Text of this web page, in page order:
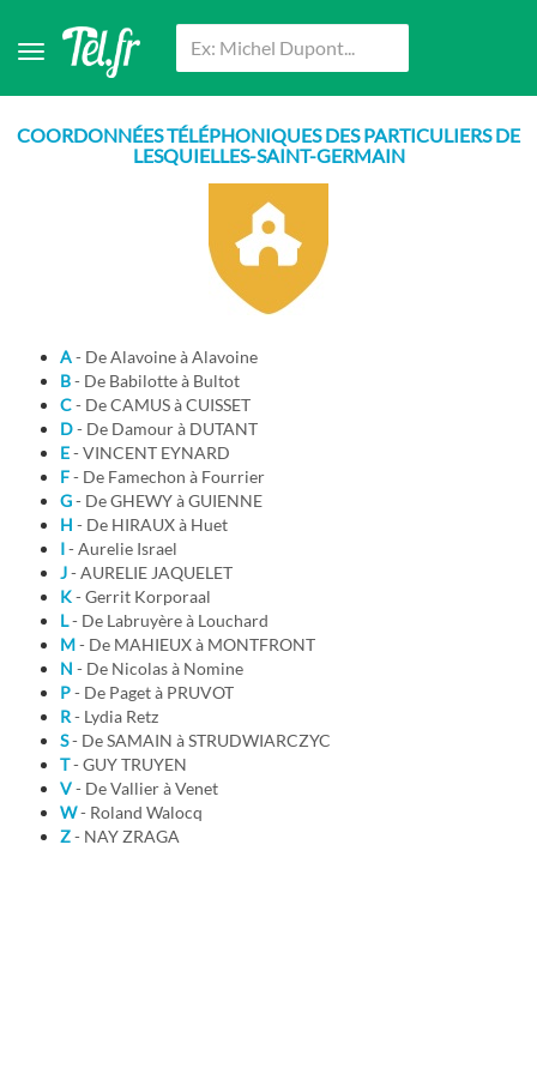
COORDONNÉES TÉLÉPHONIQUES DES PARTICULIERS DE
LESQUIELLES-SAINT-GERMAIN
A
- De Alavoine à Alavoine
B
- De Babilotte à Bultot
C
- De CAMUS à CUISSET
D
- De Damour à DUTANT
E
- VINCENT EYNARD
F
- De Famechon à Fourrier
G
- De GHEWY à GUIENNE
H
- De HIRAUX à Huet
I
- Aurelie Israel
J
- AURELIE JAQUELET
K
- Gerrit Korporaal
L
- De Labruyère à Louchard
M
- De MAHIEUX à MONTFRONT
N
- De Nicolas à Nomine
P
- De Paget à PRUVOT
R
- Lydia Retz
S
- De SAMAIN à STRUDWIARCZYC
T
- GUY TRUYEN
V
- De Vallier à Venet
W
- Roland Walocq
Z
- NAY ZRAGA